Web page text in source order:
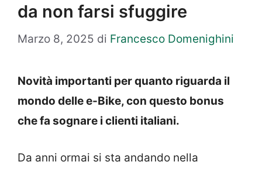
da non farsi sfuggire
Marzo 8, 2025 di Francesco Domenighini
Novità importanti per quanto riguarda il
mondo delle e-Bike, con questo bonus
che fa sognare i clienti italiani.
Da anni ormai si sta andando nella